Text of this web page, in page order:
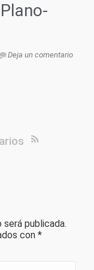
Deja un comentario
publicada.
con *